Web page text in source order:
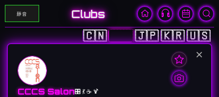
靜音 Clubs
🇨🇳🇭🇰🇯🇵🇰🇷🇺🇸
×
CCCS Salon🎛️ 💃 ☕️ 🍹